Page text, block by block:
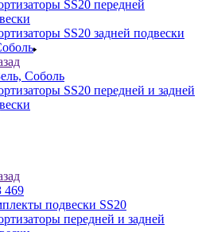
SS20 передней
SS20 задней подвески
Соболь
SS20 передней и задней
469
подвески SS20
передней и задней